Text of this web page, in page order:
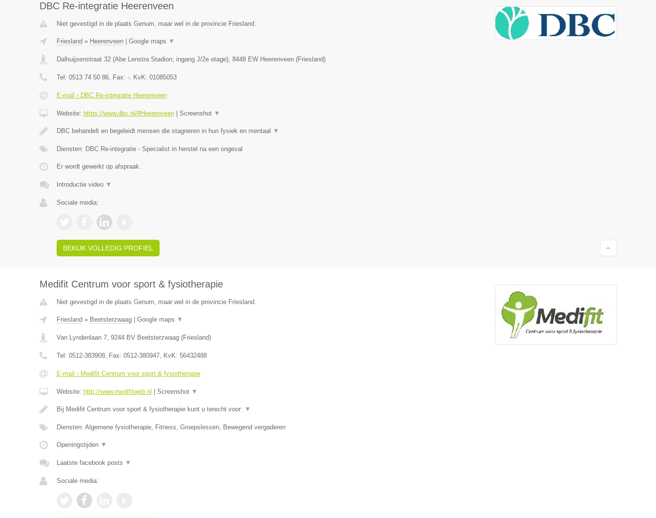
DBC Re-integratie Heerenveen
Niet gevestigd in de plaats Genum, maar wel in de provincie Friesland.
Friesland » Heerenveen| Google maps ▼
Dalhuijsenstraat 32 (Abe Lenstra Stadion; ingang J/2e etage), 8448 EW Heerenveen(Friesland)
Tel: 0513 74 50 86, Fax: -, KvK: 01085053
E-mail › DBC Re-integratie Heerenveen
Website: https://www.dbc.nl/#Heerenveen| Screenshot ▼
DBC behandelt en begeleidt mensen die stagneren in hun fysiek en mentaal ▼
Diensten: DBC Re-integratie - Specialist in herstel na een ongeval
Er wordt gewerkt op afspraak.
Introductie video ▼
Sociale media:
BEKIJK VOLLEDIG PROFIEL
Medifit Centrum voor sport & fysiotherapie
Niet gevestigd in de plaats Genum, maar wel in de provincie Friesland.
Friesland » Beetsterzwaag| Google maps ▼
Van Lyndenlaan 7, 9244 BV Beetsterzwaag(Friesland)
Tel: 0512-383908, Fax: 0512-380947, KvK: 56432488
E-mail › Medifit Centrum voor sport & fysiotherapie
Website: http://www.medifitweb.nl Screenshot ▼
Bij Medifit Centrum voor sport & fysiotherapie kunt u terecht voor: ▼
Diensten: Algemene fysiotherapie, Fitness, Groepslessen, Bewegend vergaderen
Openingstijden ▼
Laatste facebook posts ▼
Sociale media: